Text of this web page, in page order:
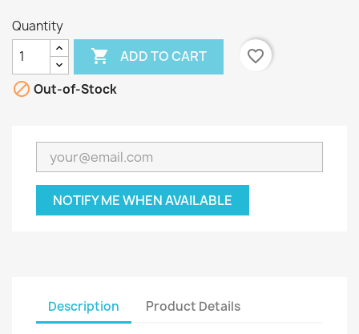
Quantity
 ADD TO CART
favorite_border
 Out-of-Stock
NOTIFY ME WHEN AVAILABLE
Description Product Details